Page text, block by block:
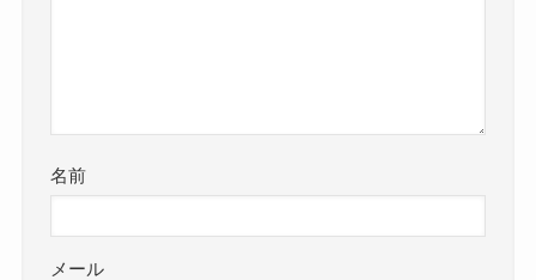
名前
メール